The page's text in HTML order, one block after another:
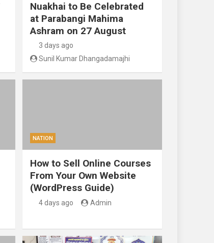
Nuakhai to Be Celebrated
at Parabangi Mahima
Ashram on 27 August
3 days ago
Sunil Kumar Dhangadamajhi
NATION
How to Sell Online Courses
From Your Own Website
(WordPress Guide)
4 days ago Admin